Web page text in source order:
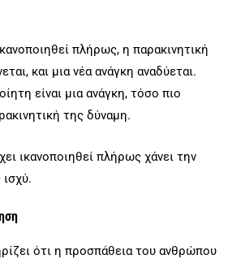
πλήρως, η παρακινητική
και μια νέα ανάγκη αναδύεται.
είναι μια ανάγκη, τόσο πιο
της δύναμη.
ικανοποιηθεί πλήρως χάνει την
ότι η προσπάθεια του ανθρώπου